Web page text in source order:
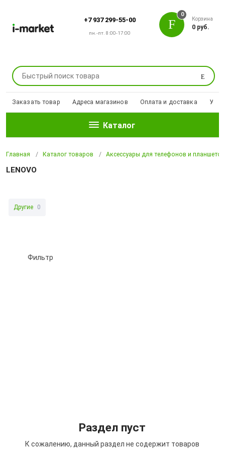
+7 937 299-55-00
пн.-пт. 8:00-17:00
Поиск
0
Корзина
0 руб.
Заказать товар Адреса магазинов Оплата и доставка
Каталог
Главная Каталог товаров Аксессуары для телефонов и планшетов
LENOVO
Другие 0
Фильтр
Раздел пуст
К сожалению, данный раздел не содержит товаров